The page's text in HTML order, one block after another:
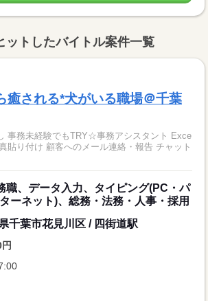
ットしたバイトル案件一覧
癒される*犬がいる職場＠千葉
事務未経験でもTRY☆事務アシスタント Exce
貼り付け 顧客へのメール連絡・報告 チャット
職、データ入力、タイピング(PC・パ
ーネット)、総務・法務・人事・採用
千葉市花見川区 / 四街道駅